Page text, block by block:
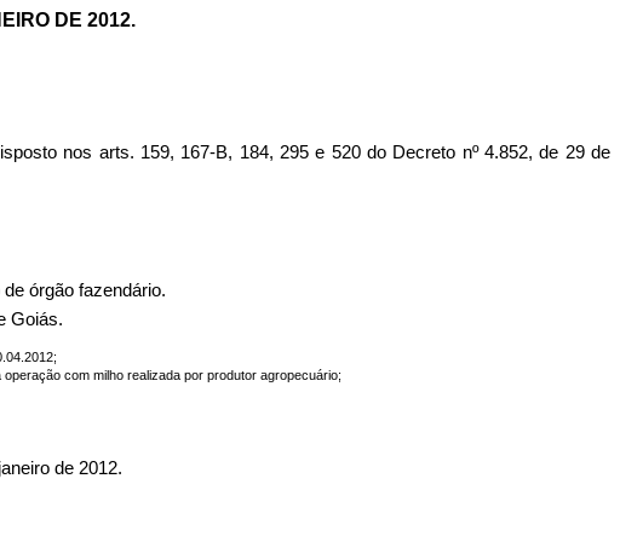
DE 2012.
nos arts. 159, 167-B, 184, 295 e 520 do Decreto nº 4.852, de 29 de
órgão fazendário.
Goiás.
com milho realizada por produtor agropecuário;
de 2012.